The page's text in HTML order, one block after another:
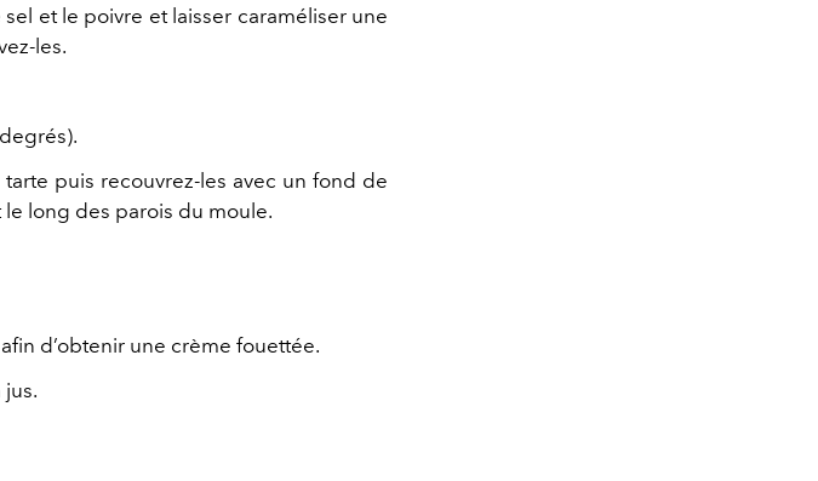
sel et le poivre et laisser caraméliser une
les.
puis recouvrez-les avec un fond de
long des parois du moule.
d’obtenir une crème fouettée.
jus.